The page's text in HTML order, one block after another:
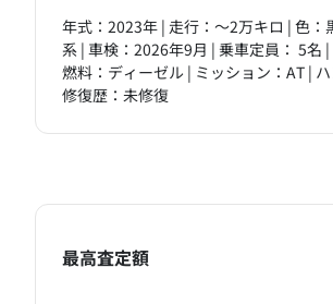
年式：2023年 | 走行：～2万キロ | 色：
系 | 車検：2026年9月 | 乗車定員： 5名
燃料：ディーゼル | ミッション：AT |
修復歴：未修復
最高査定額